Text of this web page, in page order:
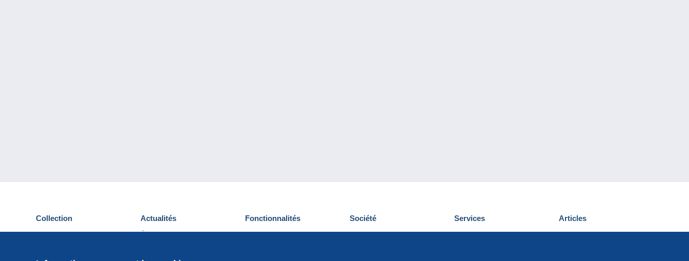
Collection
Cartes postales
Actualités
Événements Delcampe
Fonctionnalités
Nouveautés
Société
Qui sommes-nous
Services
Découvrir Delcampe
Articles